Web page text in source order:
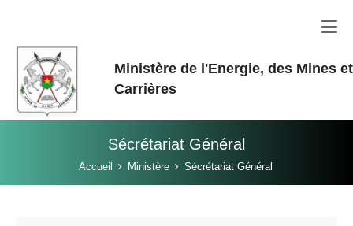
Ministère de l'Energie, des Mines
Carrières
Sécrétariat Général
Vous êtes ici:Accueil Ministère Sécrétariat Général